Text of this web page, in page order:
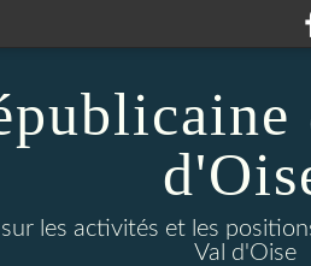
les activités et les
Val d'Oise